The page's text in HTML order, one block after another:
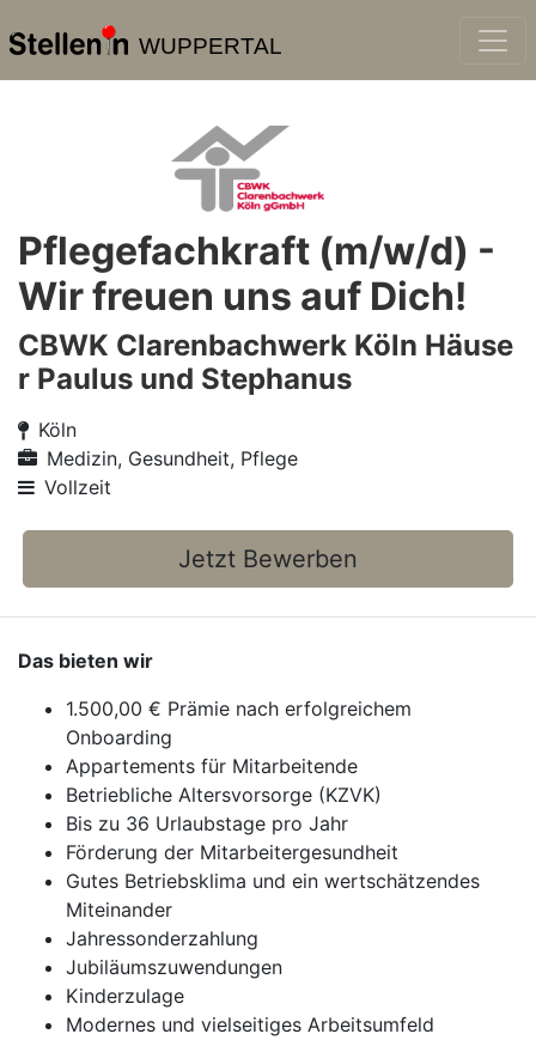
WUPPERTAL
Pflegefachkraft (m/w/d) -
Wir freuen uns auf Dich!
CBWK Clarenbachwerk Köln Häuse
r Paulus und Stephanus
Köln
Medizin, Gesundheit, Pflege
Vollzeit
Jetzt Bewerben
Das bieten wir
1.500,00 € Prämie nach erfolgreichem
Onboarding
Appartements für Mitarbeitende
Betriebliche Altersvorsorge (KZVK)
Bis zu 36 Urlaubstage pro Jahr
Förderung der Mitarbeitergesundheit
Gutes Betriebsklima und ein wertschätzendes
Miteinander
Jahressonderzahlung
Jubiläumszuwendungen
Kinderzulage
Modernes und vielseitiges Arbeitsumfeld